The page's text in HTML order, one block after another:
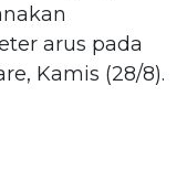
arus pada
Kamis (28/8).